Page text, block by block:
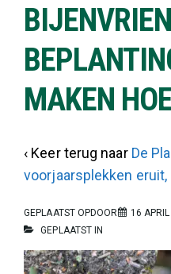
MAKEN
‹ Keer terug naar De
voorjaarsplekken
GEPLAATST OPDOOR 16
GEPLAATST IN